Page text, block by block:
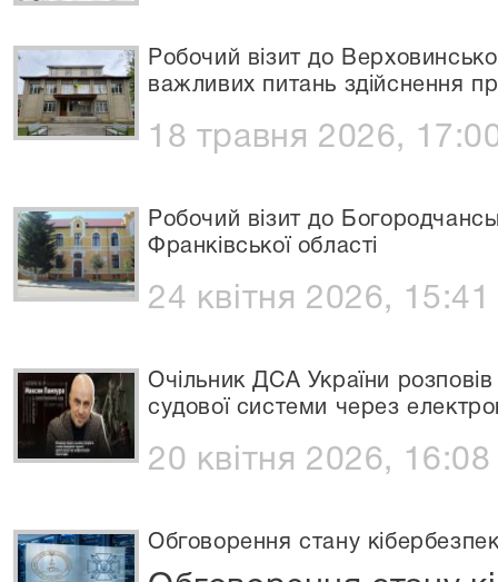
Робочий візит до
важливих питань здійснення
18 травня 2026,
Робочий візит до
Франківської області
24 квітня 2026, 15:41
Очільник ДСА України
судової системи через
20 квітня 2026, 16:08
Обговорення стану